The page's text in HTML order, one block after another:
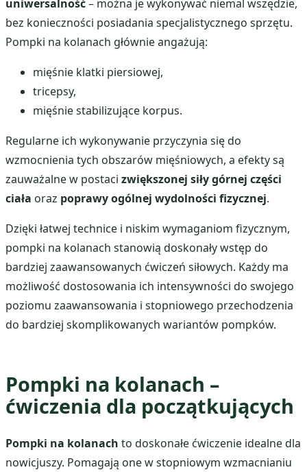
uniwersalność– można je wykonywać niemal wszędzie,
bez konieczności posiadania specjalistycznego sprzętu.
Pompki na kolanach głównie angażują:
mięśnie klatki piersiowej,
tricepsy,
mięśnie stabilizujące korpus.
Regularne ich wykonywanie przyczynia się do
wzmocnienia tych obszarów mięśniowych, a efekty są
zauważalne w postaci zwiększonej siły górnej części
ciała oraz poprawy ogólnej wydolności fizycznej.
Dzięki łatwej technice i niskim wymaganiom fizycznym,
pompki na kolanach stanowią doskonały wstęp do
bardziej zaawansowanych ćwiczeń siłowych. Każdy ma
możliwość dostosowania ich intensywności do swojego
poziomu zaawansowania i stopniowego przechodzenia
do bardziej skomplikowanych wariantów pompków.
Pompki na kolanach –
ćwiczenia dla początkujących
Pompki na kolanach to doskonałe ćwiczenie idealne dla
nowicjuszy. Pomagają one w stopniowym wzmacnianiu